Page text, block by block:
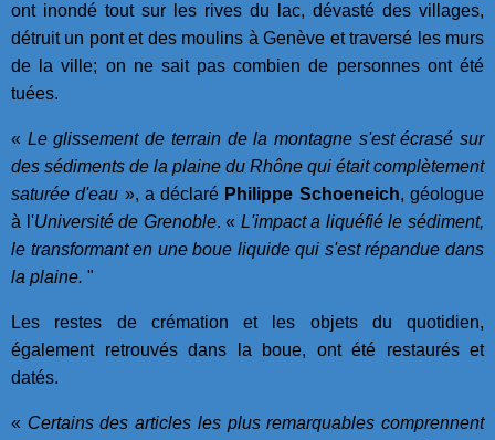
ont inondé tout sur les rives du lac, dévasté des villages,
détruit un pont et des moulins à Genève et traversé les murs
de la ville; on ne sait pas combien de personnes ont été
tuées.
« Le glissement de terrain de la montagne s'est écrasé sur
des sédiments de la plaine du Rhône qui était complètement
saturée d'eau », a déclaré Philippe Schoeneich, géologue
à l'Université de Grenoble. « L'impact a liquéfié le sédiment,
le transformant en une boue liquide qui s'est répandue dans
la plaine. "
Les restes de crémation et les objets du quotidien,
également retrouvés dans la boue, ont été restaurés et
datés.
« Certains des articles les plus remarquables comprennent